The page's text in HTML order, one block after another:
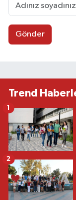
Gönder
Trend
1
2